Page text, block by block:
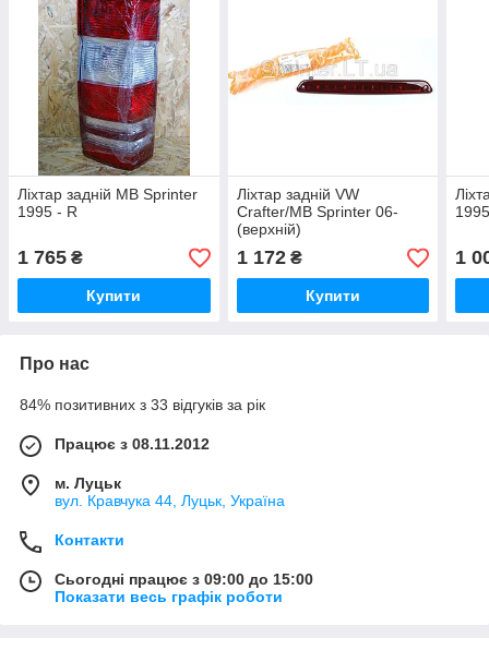
Ліхтар задній MB Sprinter
1995 - R
1 765 ₴
Купити
Ліхтар задній VW
Crafter/MB Sprinter 06-
(верхній)
1 172₴
Купити
1
Про нас
84% позитивних з 33 відгуків за рік
Працює з 08.11.2012
м. Луцьк
вул. Кравчука 44, Луцьк, Україна
Контакти
Сьогодні працює з 09:00 до 15:00
Показати весь графік роботи